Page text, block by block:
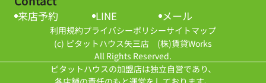
来店予約 LINE メール
利用規約プライバシーポリシーサイトマップ
(c) ピタットハウス矢三店 (株)賃貸Works
All Rights Reserved.
ピタットハウスの加盟店は独立自営であり、